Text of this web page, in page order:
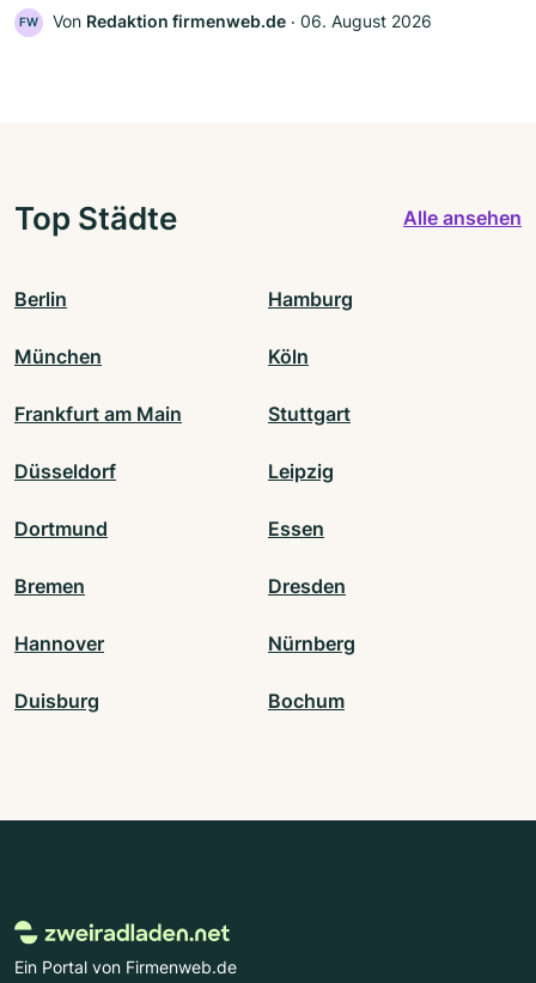
FW Von Redaktion firmenweb.de ‧ 06. August 2026
Top Städte Alle ansehen
Berlin Hamburg
München Köln
Frankfurt am Main Stuttgart
Düsseldorf Leipzig
Dortmund Essen
Bremen Dresden
Hannover Nürnberg
Duisburg Bochum
Ein Portal von Firmenweb.de